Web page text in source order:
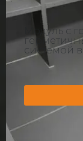
Модуль с
системой